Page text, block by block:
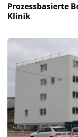
Prozessbasierte
Klinik